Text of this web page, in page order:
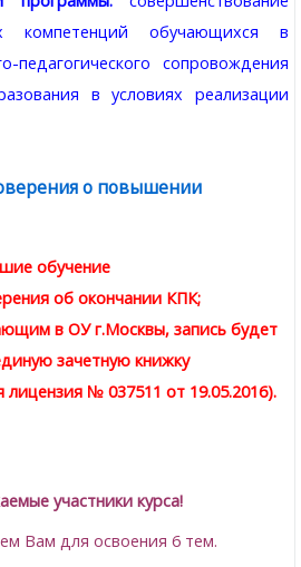
компетенций обучающихся в
педагогического сопровождения
в условиях реализации
о повышении
обучение
об окончании КПК;
в ОУ г.Москвы, запись будет
зачетную книжку
лицензия № 037511 от 19.05.2016).
участники курса!
Вам для освоения 6 тем.